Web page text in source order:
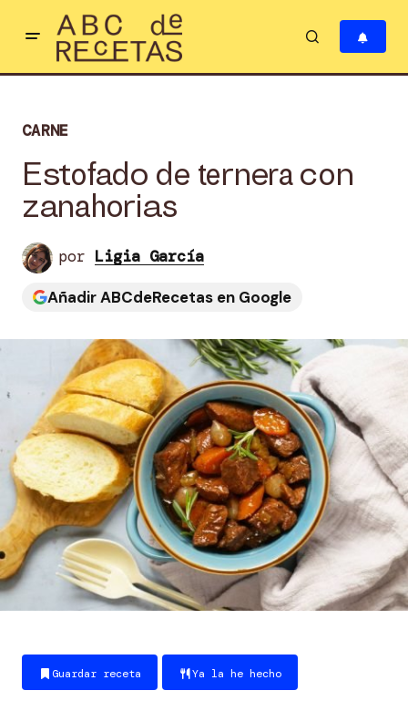
CARNE
Estofado de ternera con
zanahorias
por Ligia García
Añadir ABCdeRecetas en Google
Guardar receta Ya la he hecho